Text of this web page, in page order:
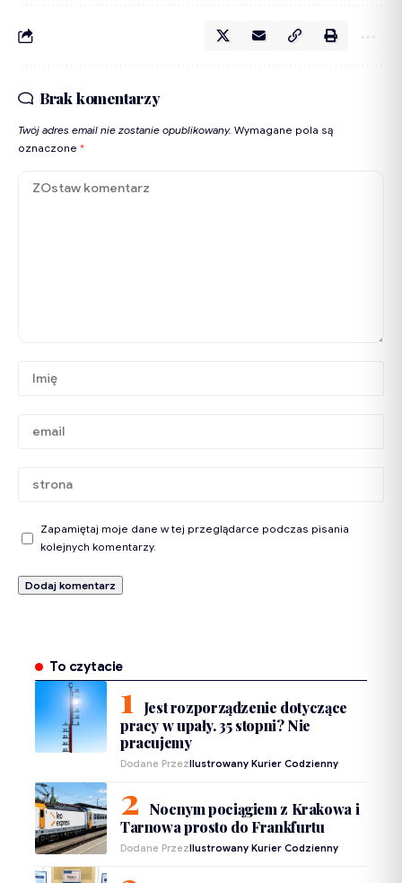
Brak komentarzy
Twój adres email nie zostanie opublikowany. Wymagane pola są
oznaczone *
Zapamiętaj moje dane w tej przeglądarce podczas pisania
kolejnych komentarzy.
To czytacie
Jest rozporządzenie dotyczące
pracy w upały. 35 stopni? Nie
pracujemy
Dodane PrzezIlustrowany Kurier Codzienny
Nocnym pociągiem z Krakowa i
Tarnowa prosto do Frankfurtu
Dodane PrzezIlustrowany Kurier Codzienny